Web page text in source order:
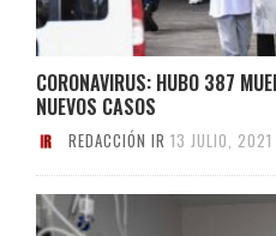
CORONAVIRUS: HUBO 387
NUEVOS CASOS
REDACCIÓN IR 13 JULIO, 2021